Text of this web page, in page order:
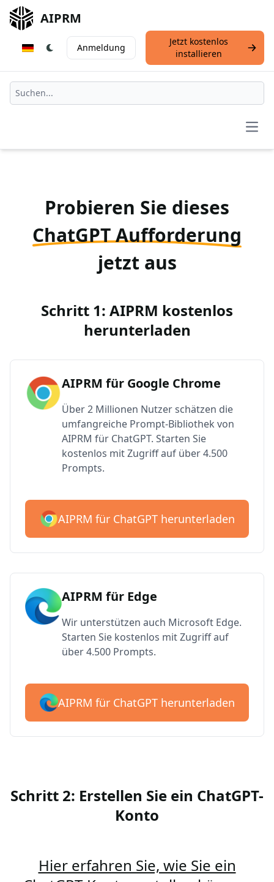
AIPRM
Anmeldung
Jetzt kostenlos
installieren
Probieren Sie dieses
ChatGPT Aufforderung
jetzt aus
Schritt 1: AIPRM kostenlos
herunterladen
AIPRM für Google Chrome
Über 2 Millionen Nutzer schätzen die
umfangreiche Prompt-Bibliothek von
AIPRM für ChatGPT. Starten Sie
kostenlos mit Zugriff auf über 4.500
Prompts.
AIPRM für ChatGPT herunterladen
AIPRM für Edge
Wir unterstützen auch Microsoft Edge.
Starten Sie kostenlos mit Zugriff auf
über 4.500 Prompts.
AIPRM für ChatGPT herunterladen
Schritt 2: Erstellen Sie ein ChatGPT-
Konto
Hier erfahren Sie, wie Sie ein